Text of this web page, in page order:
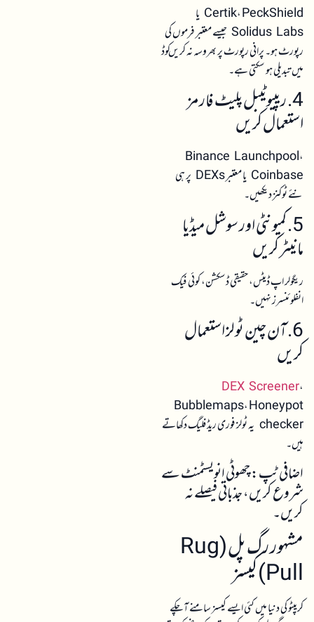
Certik، PeckShield یا
Solidus Labs جیسے معتبر فرموں کی
رپورٹ ہو۔ پرانی رپورٹ پر بھروسہ نہ کریں کوڈ
میں تبدیلی ہو سکتی ہے۔
4. ریپیوٹیبل پلیٹ فارمز
استعمال کریں
Binance Launchpool،
Coinbase یا معتبر DEXs پر ہی
نئے ٹوکنز دیکھیں۔
5. کمیونٹی اور سوشل میڈیا
مانیٹر کریں
ریگولر اپ ڈیٹس، حقیقی ڈسکشن، کوئی فیک
انفلوئنسرز نہیں۔
6. آن چین ٹولز استعمال
کریں
DEX Screener،
Bubblemaps، Honeypot
checker یہ ٹولز فوری ریڈ فلیگ دکھاتے
ہیں۔
اضافی ٹپ: چھوٹی انویسٹمنٹ سے
شروع کریں، جذباتی فیصلے نہ
کریں۔
مشہور رگ پل (Rug
Pull) کیسز
کریپٹو کی دنیا میں کئی ایسے کیسز سامنے آ چکے